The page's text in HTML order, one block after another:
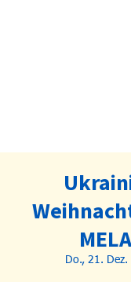
Do., 21. Dez.